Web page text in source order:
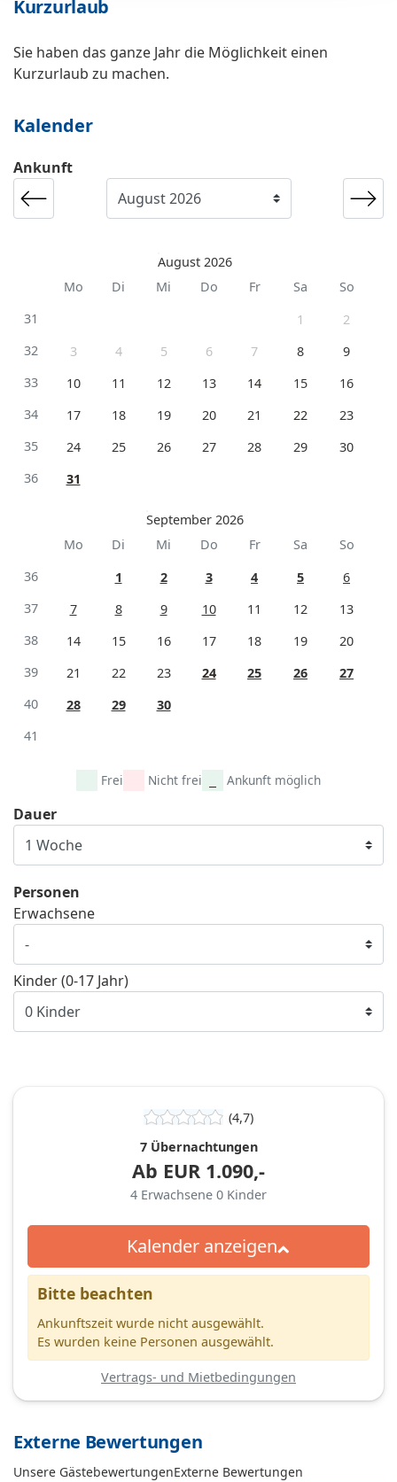
Kurzurlaub
Sie haben das ganze Jahr die Möglichkeit einen
Kurzurlaub zu machen.
Kalender
Ankunft
August 2026
Mo
Di Mi Do Fr Sa
So
31
1
2
32
3 4 5 6 7 8
9
33
10 11 12 13 14 15
16
34
17 18 19 20 21 22
23
35
24 25 26 27 28 29
30
36
31
September 2026
Mo
Di Mi Do Fr Sa
So
36
1 2 3 4 5
6
37
7 8 9 10 11 12
13
38
14 15 16 17 18 19
20
39
21 22 23 24 25 26
27
40
28 29
30
41
Frei Nicht frei Ankunft möglich
Dauer
Personen
Erwachsene
Kinder (0-17 Jahr)
(4,7)
7 Übernachtungen
Ab EUR 1.090,-
4 Erwachsene 0 Kinder
Kalender anzeigen
Bitte beachten
Ankunftszeit wurde nicht ausgewählt.
Es wurden keine Personen ausgewählt.
Vertrags- und Mietbedingungen
Externe Bewertungen
Unsere GästebewertungenExterne Bewertungen